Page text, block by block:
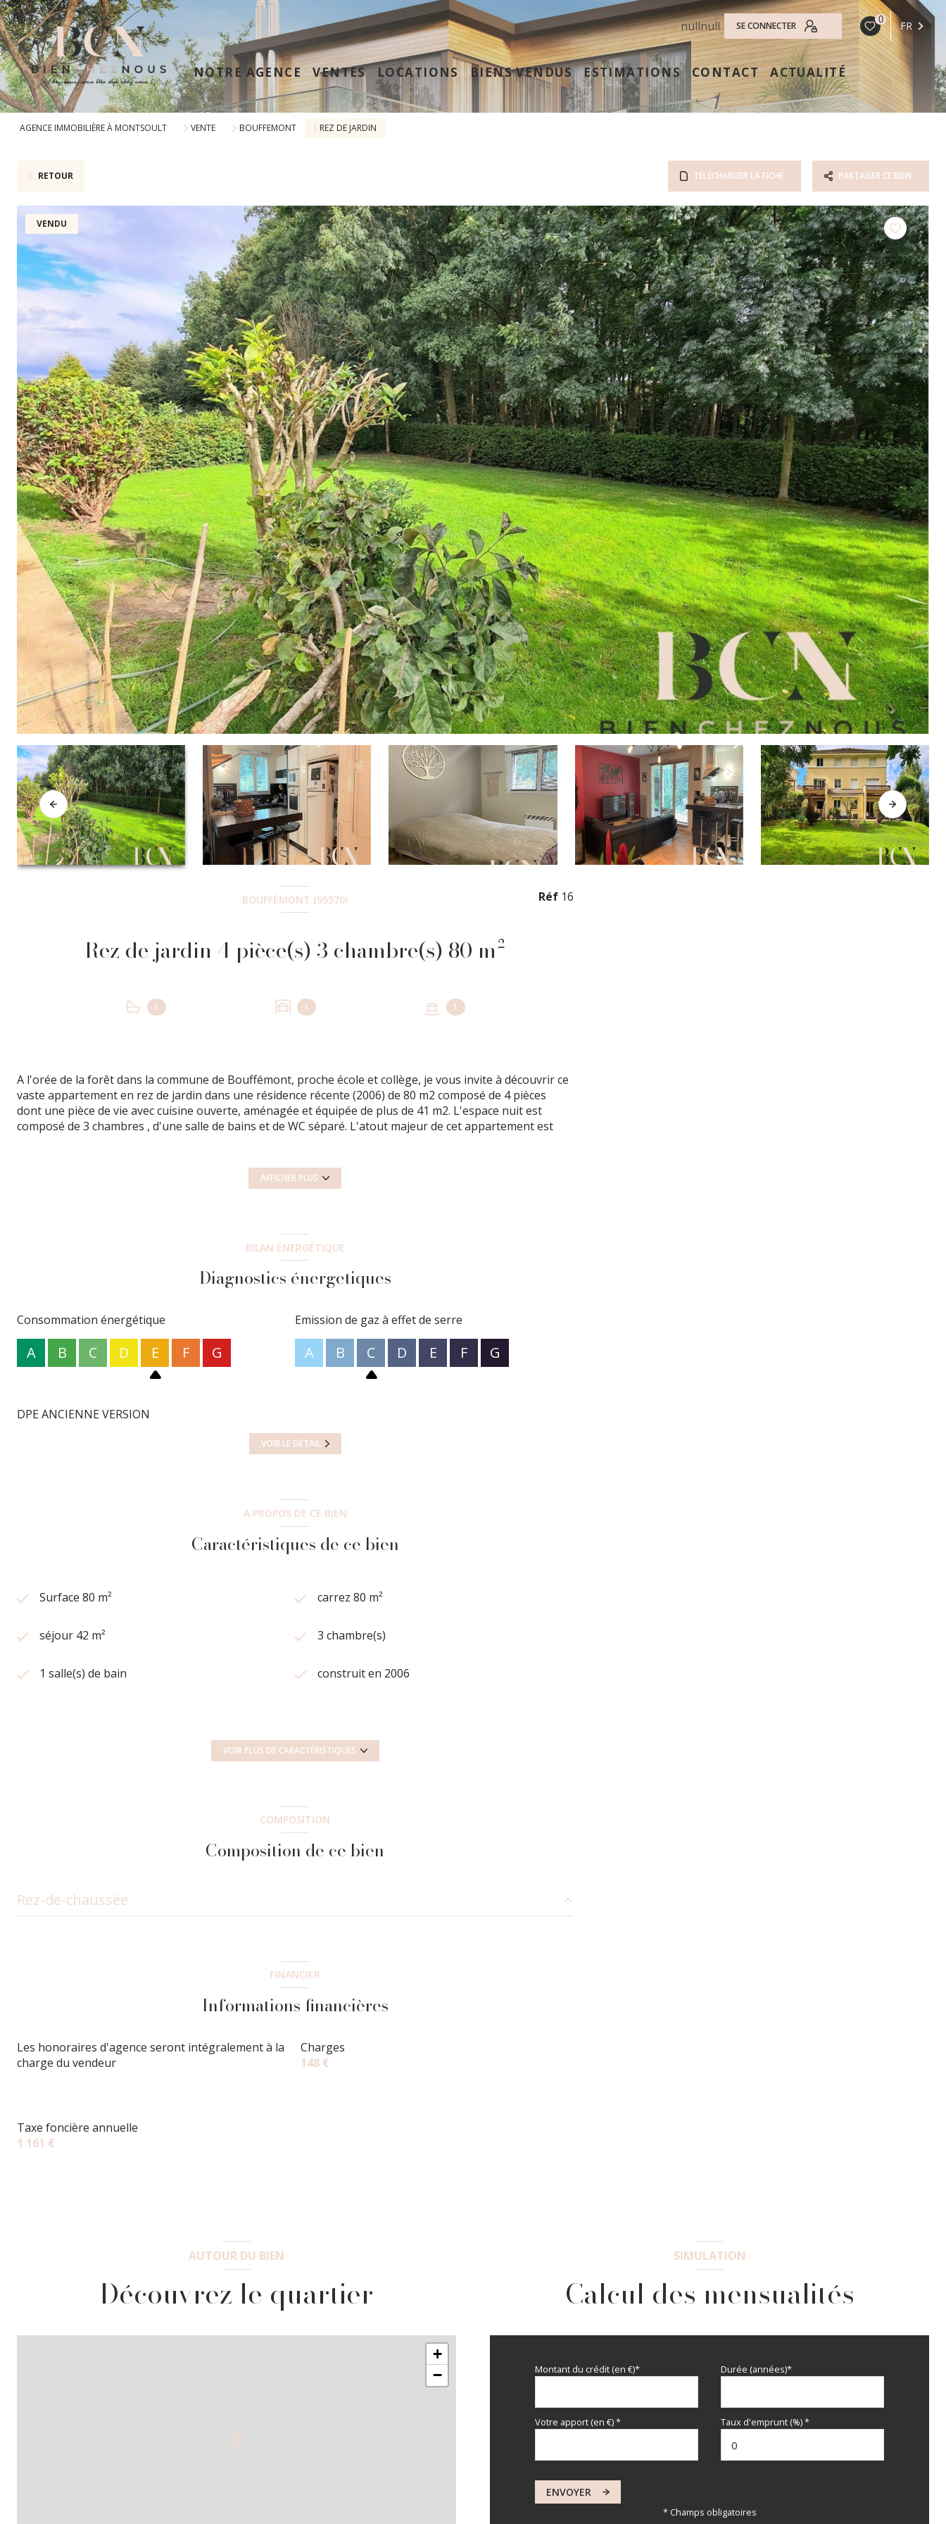
nullnull SE CONNECTER
0 FR
NOTRE AGENCE VENTES LOCATIONS BIENS VENDUS ESTIMATIONS CONTACT ACTUALITÉ
AGENCE IMMOBILIÈRE À MONTSOULT VENTE BOUFFEMONT REZ DE JARDIN
RETOUR TÉLÉCHARGER LA FICHE PARTAGER CE BIEN
VENDU
BOUFFÉMONT (95570)
Rez de jardin 4 pièce(s) 3 chambre(s) 80 m²
1 1 1
Réf 16
A l'orée de la forêt dans la commune de Bouffémont, proche école et collège, je vous invite à découvrir ce
vaste appartement en rez de jardin dans une résidence récente (2006) de 80 m2 composé de 4 pièces
dont une pièce de vie avec cuisine ouverte, aménagée et équipée de plus de 41 m2. L'espace nuit est
composé de 3 chambres , d'une salle de bains et de WC séparé. L'atout majeur de cet appartement est
extérieure. Ce bien est en bon état général. Pas de procédure en cours. DPE D (230)/GES C (12) Nombre
de lot principal 1. Cet appartement est proposé au prix de 318725 euros frais d'agence inclus (honoraires
Les informations sur les risques auxquels ce bien est exposé sont disponibles sur le site
AFFICHER PLUS
BILAN ÉNERGÉTIQUE
Diagnostics énergetiques
Consommation énergétique
A B C D E F G
Emission de gaz à effet de serre
A B C D E F G
DPE ANCIENNE VERSION
VOIR LE DÉTAIL
A PROPOS DE CE BIEN
Caractéristiques de ce bien
Surface 80 m² carrez 80 m²
séjour 42 m² 3 chambre(s)
1 salle(s) de bain construit en 2006
vue Forêt
VOIR PLUS DE CARACTÉRISTIQUES
COMPOSITION
Composition de ce bien
Rez-de-chaussée
salle de bain
FINANCIER
Informations financières
Les honoraires d'agence seront intégralement à la
charge du vendeur
Charges
148 €
Taxe foncière annuelle
1 161 €
AUTOUR DU BIEN
Découvrez le quartier
+
−
SIMULATION
Calcul des mensualités
Montant du crédit (en €)* Durée (années)*
Votre apport (en €) * Taux d'emprunt (%) *
ENVOYER
* Champs obligatoires